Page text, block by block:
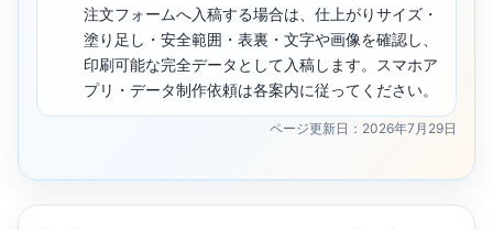
注文フォームへ入稿する場合は、仕上がりサイズ・
塗り足し・安全範囲・表裏・文字や画像を確認し、
印刷可能な完全データとして入稿します。スマホア
プリ・データ制作依頼は各案内に従ってください。
ページ更新日：2026年7月29日